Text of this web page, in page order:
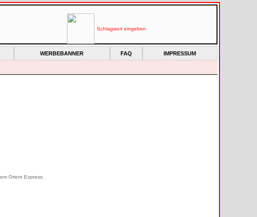
WERBEBANNER FAQ IMPRESSUM
Orient Express.